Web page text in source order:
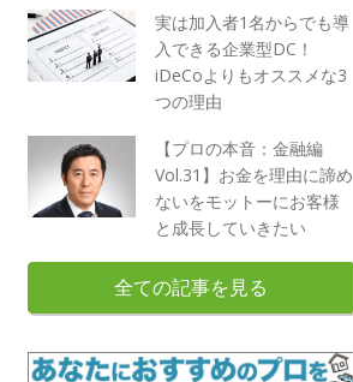
実は加入者1名からでも導
入できる企業型DC！
iDeCoよりもオススメな3
つの理由
【プロの本音：金融編
Vol.31】お金を理由に諦め
ないをモットーにお客様
と成長していきたい
全ての記事を見る